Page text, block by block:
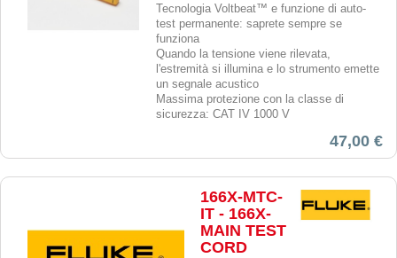
Tecnologia Voltbeat™ e funzione di auto-
test permanente: saprete sempre se
funziona
Quando la tensione viene rilevata,
l'estremità si illumina e lo strumento emette
un segnale acustico
Massima protezione con la classe di
sicurezza: CAT IV 1000 V
47,00 €
166X-MTC-
IT - 166X-
MAIN TEST
CORD